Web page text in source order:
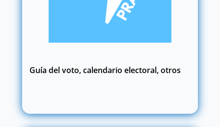
Guía del voto, calendario electoral, otros